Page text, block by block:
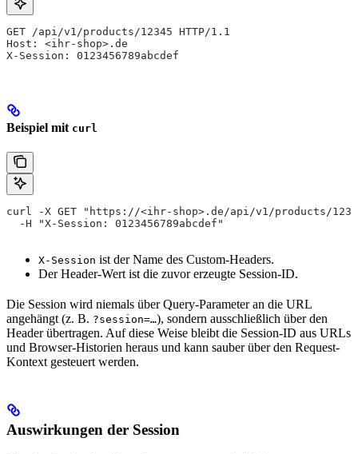
GET /api/v1/products/12345 HTTP/1.1
Host: <ihr-shop>.de
X-Session: 0123456789abcdef
Beispiel mit curl
curl -X GET "https://<ihr-shop>.de/api/v1/products/
  -H "X-Session: 0123456789abcdef"
X-Session ist der Name des Custom-Headers.
Der Header-Wert ist die zuvor erzeugte Session-ID.
Die Session wird niemals über Query-Parameter an die URL
angehängt (z. B. ?session=…), sondern ausschließlich über den
Header übertragen. Auf diese Weise bleibt die Session-ID aus URLs
und Browser-Historien heraus und kann sauber über den Request-
Kontext gesteuert werden.
Auswirkungen der Session